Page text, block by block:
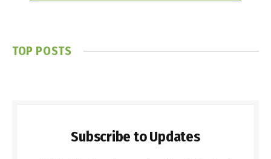
TOP POSTS
Subscribe to Updates